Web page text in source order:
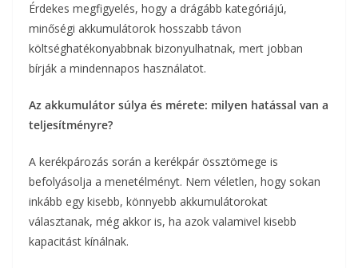
Érdekes megfigyelés, hogy a drágább kategóriájú,
minőségi akkumulátorok hosszabb távon
költséghatékonyabbnak bizonyulhatnak, mert jobban
bírják a mindennapos használatot.
Az akkumulátor súlya és mérete: milyen hatással van a
teljesítményre?
A kerékpározás során a kerékpár össztömege is
befolyásolja a menetélményt. Nem véletlen, hogy sokan
inkább egy kisebb, könnyebb akkumulátorokat
választanak, még akkor is, ha azok valamivel kisebb
kapacitást kínálnak.